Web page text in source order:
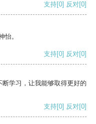
支持[0] 反对[0]
怡。
支持[0] 反对[0]
学习，让我能够取得更好的
支持[0] 反对[0]